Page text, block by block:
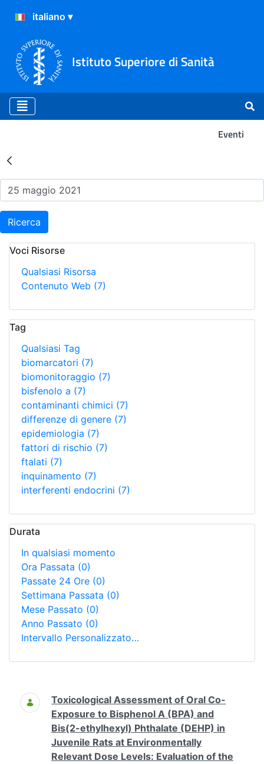
Istituto Superiore di Sanità
Eventi
Risultati della Ricerca -
Ricerca
Voci Risorse
Qualsiasi Risorsa
Contenuto Web (7)
Tag
Qualsiasi Tag
biomarcatori (7)
biomonitoraggio (7)
bisfenolo a (7)
contaminanti chimici (7)
differenze di genere (7)
epidemiologia (7)
fattori di rischio (7)
ftalati (7)
inquinamento (7)
interferenti endocrini (7)
Durata
In qualsiasi momento
Ora Passata (0)
Passate 24 Ore (0)
Settimana Passata (0)
Mese Passato (0)
Anno Passato (0)
Intervallo Personalizzato…
Ricerca
Toxicological Assessment of Oral Co-
Exposure to Bisphenol A (BPA) and
Bis(2-ethylhexyl) Phthalate (DEHP) in
Juvenile Rats at Environmentally
Relevant Dose Levels: Evaluation of the